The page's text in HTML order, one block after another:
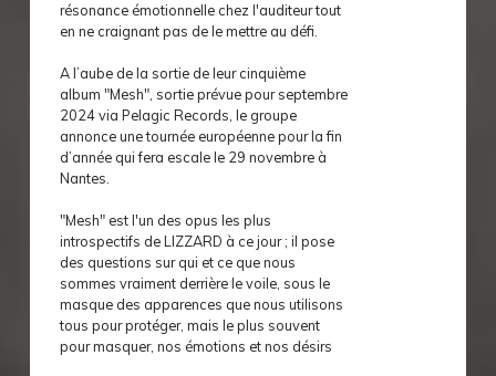
résonance émotionnelle chez l'auditeur tout
en ne craignant pas de le mettre au défi.
A l’aube de la sortie de leur cinquième
album "Mesh", sortie prévue pour septembre
2024 via Pelagic Records, le groupe
annonce une tournée européenne pour la fin
d’année qui fera escale le 29 novembre à
Nantes.
"Mesh" est l'un des opus les plus
introspectifs de LIZZARD à ce jour ; il pose
des questions sur qui et ce que nous
sommes vraiment derrière le voile, sous le
masque des apparences que nous utilisons
tous pour protéger, mais le plus souvent
pour masquer, nos émotions et nos désirs